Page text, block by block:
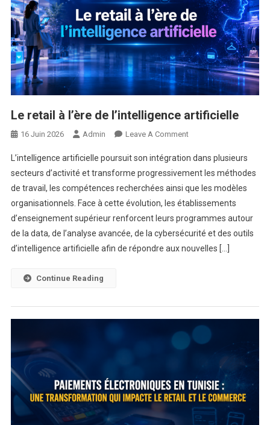
Le retail à l’ère de l’intelligence artificielle
16 Juin 2026 Admin Leave A CommentOn
Retail
À
L’ère
De
L’intelligence
Artificielle
L’intelligence artificielle poursuit son intégration dans plusieurs
secteurs d’activité et transforme progressivement les méthodes
de travail, les compétences recherchées ainsi que les modèles
organisationnels. Face à cette évolution, les établissements
d’enseignement supérieur renforcent leurs programmes autour
de la data, de l’analyse avancée, de la cybersécurité et des outils
d’intelligence artificielle afin de répondre aux nouvelles […]
Continue Reading